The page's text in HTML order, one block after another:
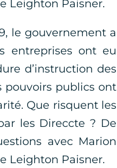
Leighton Paisner.
le gouvernement a
entreprises ont eu
d’instruction des
pouvoirs publics ont
Que risquent les
les Direccte ? De
avec Marion
Leighton Paisner.